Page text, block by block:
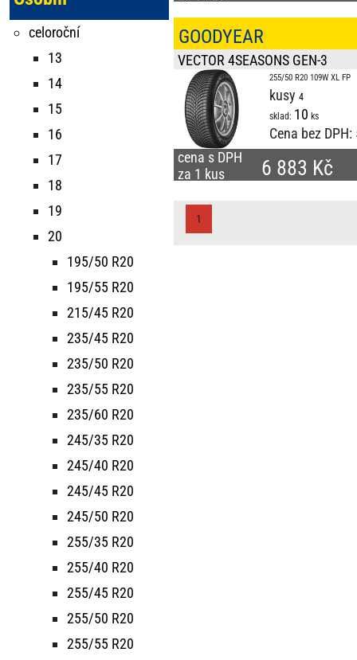
GOODYEAR
VECTOR 4SEASONS GEN-3
255/50 R20 109W XL FP
kusy
sklad: 10 ks
Cena bez DPH:
cena s DPH
za 1 kus
6 883 Kč
1
celoroční
13
14
15
16
17
18
19
20
195/50 R20
195/55 R20
215/45 R20
235/45 R20
235/50 R20
235/55 R20
235/60 R20
245/35 R20
245/40 R20
245/45 R20
245/50 R20
255/35 R20
255/40 R20
255/45 R20
255/50 R20
255/55 R20